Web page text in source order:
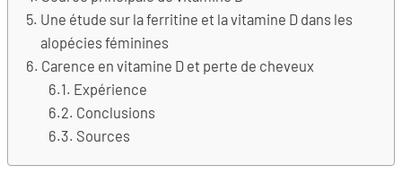
Une étude sur la ferritine et la vitamine D dans les
alopécies féminines
Carence en vitamine D et perte de cheveux
Expérience
Conclusions
Sources